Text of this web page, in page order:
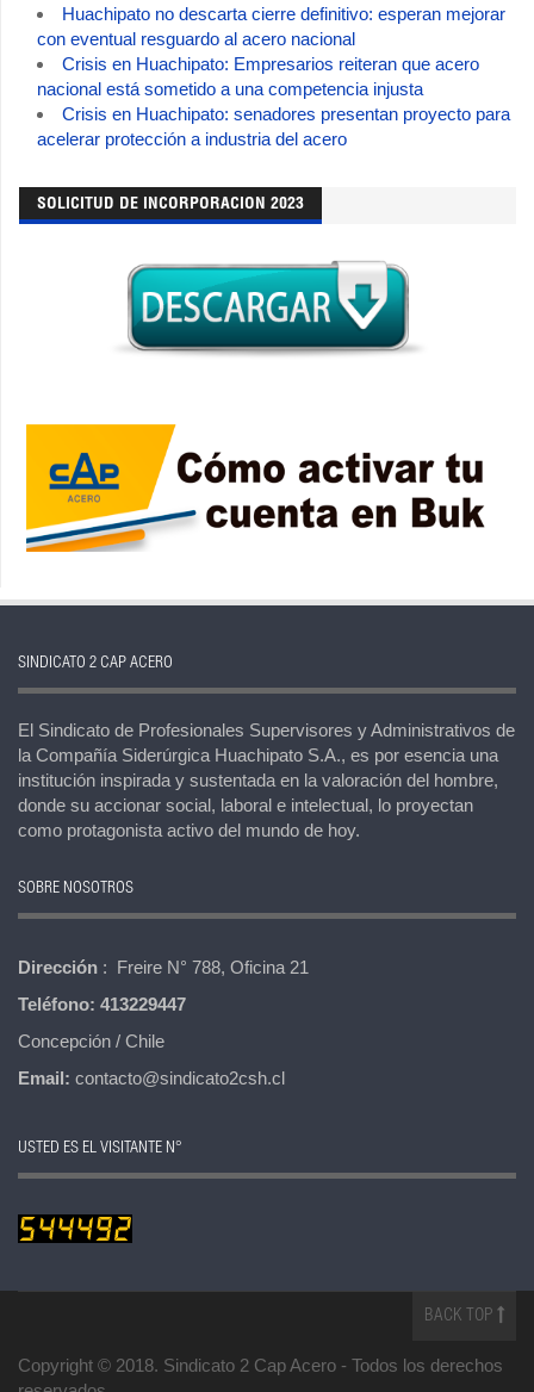
Huachipato no descarta cierre definitivo: esperan mejorar
con eventual resguardo al acero nacional
Crisis en Huachipato: Empresarios reiteran que acero
nacional está sometido a una competencia injusta
Crisis en Huachipato: senadores presentan proyecto para
acelerar protección a industria del acero
SOLICITUD DE INCORPORACION 2023
SINDICATO 2 CAP ACERO
El Sindicato de Profesionales Supervisores y Administrativos de
la Compañía Siderúrgica Huachipato S.A., es por esencia una
institución inspirada y sustentada en la valoración del hombre,
donde su accionar social, laboral e intelectual, lo proyectan
como protagonista activo del mundo de hoy.
SOBRE NOSOTROS
Dirección : Freire N° 788, Oficina 21
Teléfono: 413229447
Concepción / Chile
Email: contacto@sindicato2csh.cl
USTED ES EL VISITANTE N°
BACK TOP
Copyright © 2018. Sindicato 2 Cap Acero - Todos los derechos